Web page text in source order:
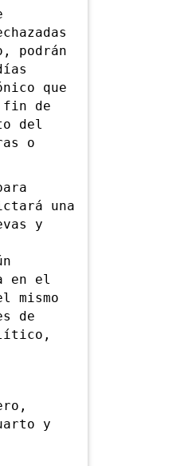
podrán
que
fin de
del
o
una
y
en el
mismo
de
y